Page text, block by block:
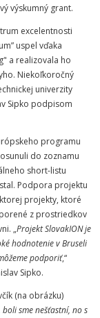
výskumný grant.
excelentnosti
uspel vďaka
a realizovala ho
Niekoľkoročný
univerzity
Sipko podpisom
programu
do zoznamu
short-listu
Podpora projektu
projekty, ktoré
z prostriedkov
„Projekt SlovakION je
hodnotenie v Bruseli
podporiť,“
Sipko.
(na obrázku)
boli sme nešťastní, no s